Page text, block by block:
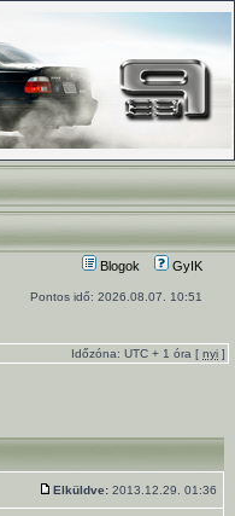
Blogok GyIK
Pontos idő: 2026.08.07. 10:51
Időzóna: UTC + 1 óra [ nyi ]
Elküldve: 2013.12.29. 01:36